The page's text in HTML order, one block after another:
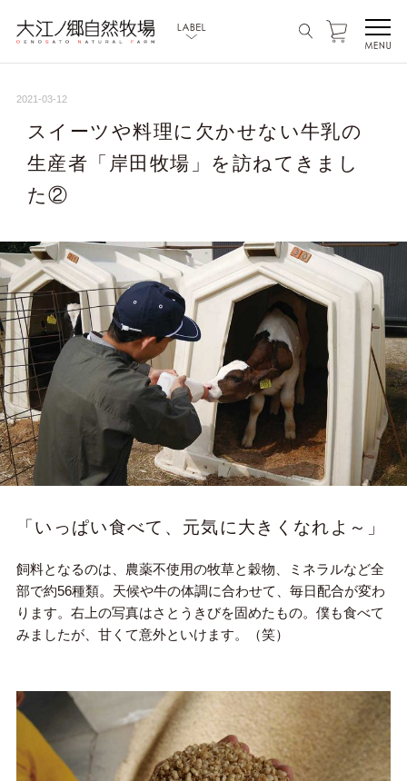
2021-03-12
スイーツや料理に欠かせない牛乳の
生産者「岸田牧場」を訪ねてきまし
た②
「いっぱい食べて、元気に大きくなれよ～」
飼料となるのは、農薬不使用の牧草と穀物、ミネラルなど全
部で約56種類。天候や牛の体調に合わせて、毎日配合が変わ
ります。右上の写真はさとうきびを固めたもの。僕も食べて
みましたが、甘くて意外といけます。（笑）